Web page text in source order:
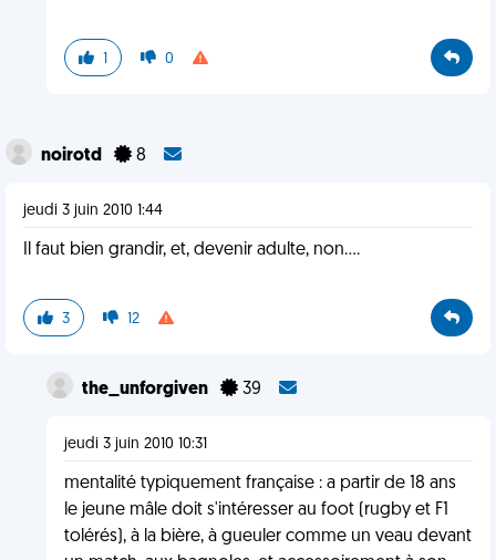
1 0
noirotd 8
jeudi 3 juin 2010 1:44
Il faut bien grandir, et, devenir adulte, non....
3 12
the_unforgiven 39
jeudi 3 juin 2010 10:31
mentalité typiquement française : a partir de 18 ans
le jeune mâle doit s'intéresser au foot (rugby et F1
tolérés), à la bière, à gueuler comme un veau devant